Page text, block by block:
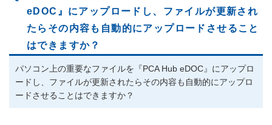
eDOC』にアップロードし、ファイルが更新され
たらその内容も自動的にアップロードさせること
はできますか？
パソコン上の重要なファイルを『PCA Hub eDOC』にアップロ
ードし、ファイルが更新されたらその内容も自動的にアップロ
ードさせることはできますか？